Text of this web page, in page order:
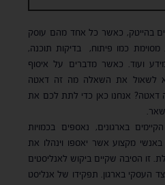
בהייטק, כאשר כל אחד מהם עוסק
כמו פיתוח, בדיקות תוכנה,
ועוד. כאשר מדברים על איסוף
לשאול את השאלה מה זה דאטה
דאטה? אנחנו כאן כדי לתת לכם את
בארגונים, נאספים בכמויות
באנשי מקצוע אשר יאספו וינהלו את
זו הסיבה שקיים ביקוש לאנליסטים
העסקי בארגון. תפקידו של אנליסט